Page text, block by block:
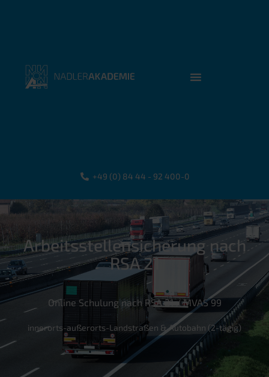
+49 (0) 84 44 - 92 400-0
Arbeitsstellensicherung nach
RSA 21
Online Schulung nach RSA 21 / MVAS 99
innerorts-außerorts-Landstraßen & Autobahn (2-tägig)